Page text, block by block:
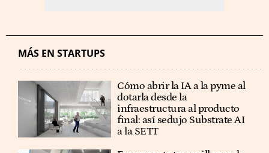
MÁS EN STARTUPS
Cómo abrir la IA a la pyme al
dotarla desde la
infraestructura al producto
final: así sedujo Substrate AI
a la SETT